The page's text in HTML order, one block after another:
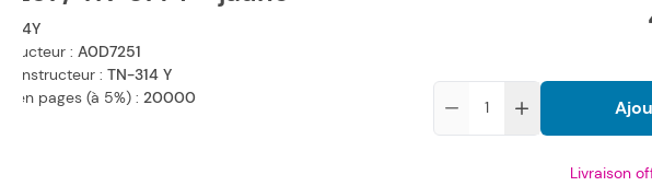
: A0D7251
constructeur : TN-314 Y
en pages (à 5%) : 20000
Livraison